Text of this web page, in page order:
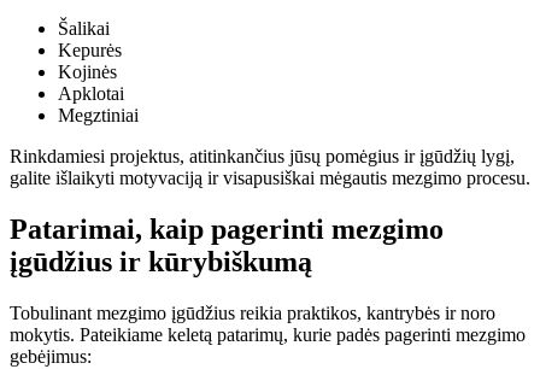
Šalikai
Kepurės
Kojinės
Apklotai
Megztiniai
Rinkdamiesi projektus, atitinkančius jūsų pomėgius ir įgūdžių lygį,
galite išlaikyti motyvaciją ir visapusiškai mėgautis mezgimo procesu.
Patarimai, kaip pagerinti mezgimo
įgūdžius ir kūrybiškumą
Tobulinant mezgimo įgūdžius reikia praktikos, kantrybės ir noro
mokytis. Pateikiame keletą patarimų, kurie padės pagerinti mezgimo
gebėjimus: